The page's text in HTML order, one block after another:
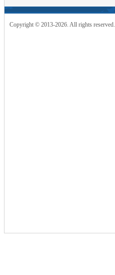
Copyright © 2013-2026. All rights reserved.